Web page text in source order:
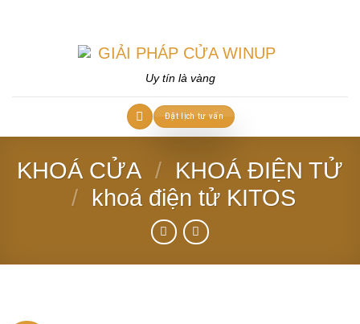
Uy tín là vàng
Đặt lịch tư vấn
KHOÁ CỬA / KHOÁ ĐIỆN TỬ
/ khoá điện tử KITOS